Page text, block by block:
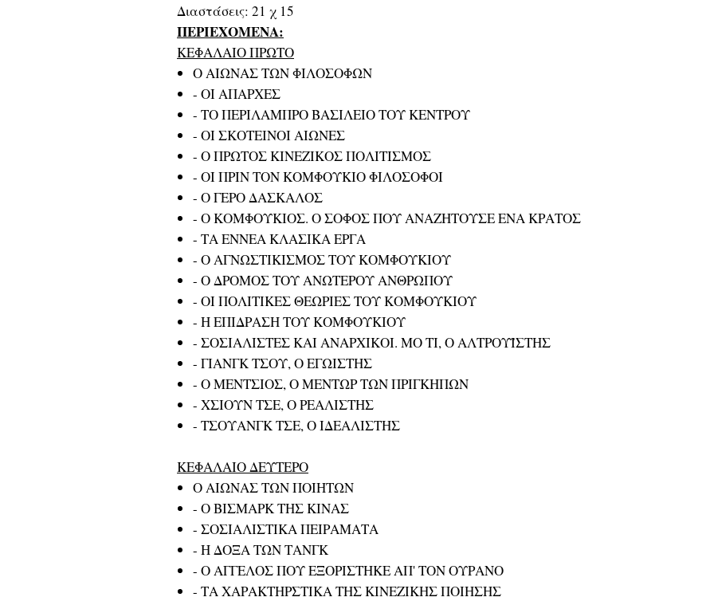
Διαστάσεις: 21 χ 15
ΠΕΡΙΕΧΟΜΕΝΑ:
ΚΕΦΑΛΑΙΟ ΠΡΩΤΟ
Ο ΑΙΩΝΑΣ ΤΩΝ ΦΙΛΟΣΟΦΩΝ
- ΟΙ ΑΠΑΡΧΕΣ
- ΤΟ ΠΕΡΙΛΑΜΠΡΟ ΒΑΣΙΛΕΙΟ ΤΟΥ ΚΕΝΤΡΟΥ
- ΟΙ ΣΚΟΤΕΙΝΟΙ ΑΙΩΝΕΣ
- Ο ΠΡΩΤΟΣ ΚΙΝΕΖΙΚΟΣ ΠΟΛΙΤΙΣΜΟΣ
- ΟΙ ΠΡΙΝ ΤΟΝ ΚΟΜΦΟΥΚΙΟ ΦΙΛΟΣΟΦΟΙ
- Ο ΓΕΡΟ ΔΑΣΚΑΛΟΣ
- Ο ΚΟΜΦΟΥΚΙΟΣ. Ο ΣΟΦΟΣ ΠΟΥ ΑΝΑΖΗΤΟΥΣΕ ΕΝΑ ΚΡΑΤΟΣ
- ΤΑ ΕΝΝΕΑ ΚΛΑΣΙΚΑ ΕΡΓΑ
- Ο ΑΓΝΩΣΤΙΚΙΣΜΟΣ ΤΟΥ ΚΟΜΦΟΥΚΙΟΥ
- Ο ΔΡΟΜΟΣ ΤΟΥ ΑΝΩΤΕΡΟΥ ΑΝΘΡΩΠΟΥ
- ΟΙ ΠΟΛΙΤΙΚΕΣ ΘΕΩΡΙΕΣ ΤΟΥ ΚΟΜΦΟΥΚΙΟΥ
- Η ΕΠΙΔΡΑΣΗ ΤΟΥ ΚΟΜΦΟΥΚΙΟΥ
- ΣΟΣΙΑΛΙΣΤΕΣ ΚΑΙ ΑΝΑΡΧΙΚΟΙ. ΜΟ ΤΙ, Ο ΑΛΤΡΟΥΪΣΤΗΣ
- ΓΙΑΝΓΚ ΤΣΟΥ, Ο ΕΓΩΙΣΤΗΣ
- Ο ΜΕΝΤΣΙΟΣ, Ο ΜΕΝΤΩΡ ΤΩΝ ΠΡΙΓΚΗΠΩΝ
- ΧΣΙΟΥΝ ΤΣΕ, Ο ΡΕΑΛΙΣΤΗΣ
- ΤΣΟΥΑΝΓΚ ΤΣΕ, Ο ΙΔΕΑΛΙΣΤΗΣ
ΚΕΦΑΛΑΙΟ ΔΕΥΤΕΡΟ
Ο ΑΙΩΝΑΣ ΤΩΝ ΠΟΙΗΤΩΝ
- Ο ΒΙΣΜΑΡΚ ΤΗΣ ΚΙΝΑΣ
- ΣΟΣΙΑΛΙΣΤΙΚΑ ΠΕΙΡΑΜΑΤΑ
- Η ΔΟΞΑ ΤΩΝ ΤΑΝΓΚ
- Ο ΑΓΓΕΛΟΣ ΠΟΥ ΕΞΟΡΙΣΤΗΚΕ ΑΠ' ΤΟΝ ΟΥΡΑΝΟ
- ΤΑ ΧΑΡΑΚΤΗΡΣΤΙΚΑ ΤΗΣ ΚΙΝΕΖΙΚΗΣ ΠΟΙΗΣΗΣ